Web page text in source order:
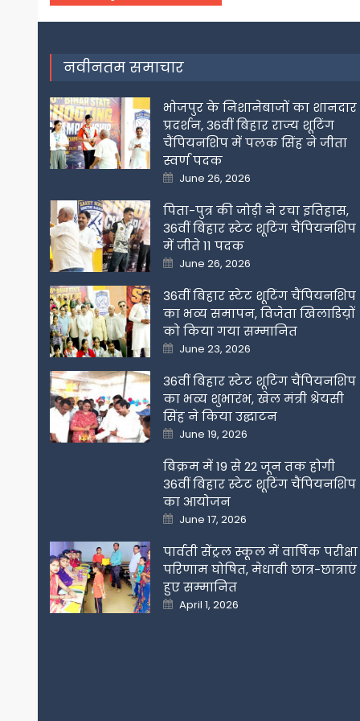
navigation
नवीनतम समाचार
भोजपुर के निशानेबाजों का शानदार
प्रदर्शन, 36वीं बिहार राज्य शूटिंग
चैंपियनशिप में पलक सिंह ने जीता
स्वर्ण पदक
Posted
on
June 26, 2026
पिता-पुत्र की जोड़ी ने रचा इतिहास,
36वीं बिहार स्टेट शूटिंग चैंपियनशिप
में जीते 11 पदक
Posted
on
June 26, 2026
36वीं बिहार स्टेट शूटिंग चैंपियनशिप
का भव्य समापन, विजेता खिलाडिय़ों
को किया गया सम्मानित
Posted
on
June 23, 2026
36वीं बिहार स्टेट शूटिंग चैंपियनशिप
का भव्य शुभारंभ, खेल मंत्री श्रेयसी
सिंह ने किया उद्घाटन
Posted
on
June 19, 2026
बिक्रम में 19 से 22 जून तक होगी
36वीं बिहार स्टेट शूटिंग चैंपियनशिप
का आयोजन
Posted
on
June 17, 2026
पार्वती सेंट्रल स्कूल में वार्षिक परीक्षा
परिणाम घोषित, मेधावी छात्र-छात्राएं
हुए सम्मानित
Posted
on
April 1, 2026